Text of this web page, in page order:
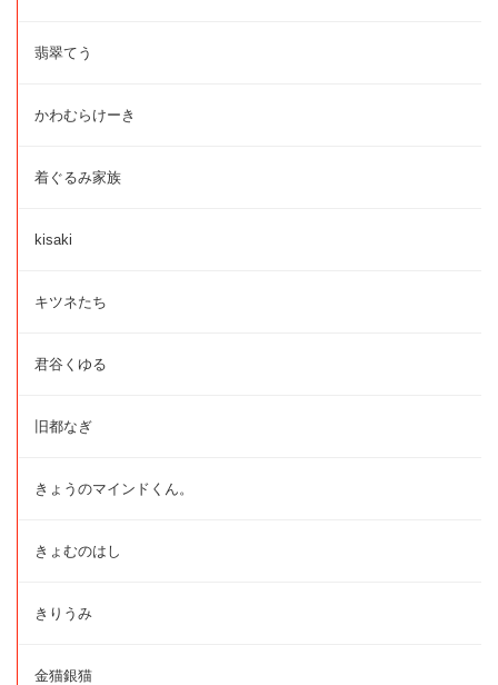
翡翠てう
かわむらけーき
着ぐるみ家族
kisaki
キツネたち
君谷くゆる
旧都なぎ
きょうのマインドくん。
きょむのはし
きりうみ
金猫銀猫